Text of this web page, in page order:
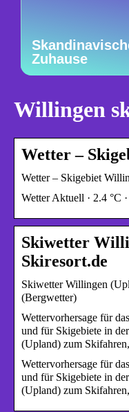
Zuhause
Willingen
Wetter –
Wetter – Skigebiet
Wetter Aktuell · 2.4 °C
Skiwetter
Skiresort.de
Skiwetter Willingen
(Bergwetter)
Wettervorhersage für
und für Skigebiete in
(Upland) zum
Wettervorhersage für
und für Skigebiete in
(Upland) zum